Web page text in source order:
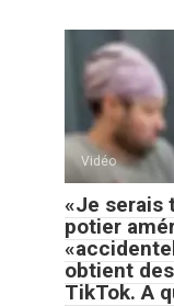
Vidéo
«Je serais
potier
obtient
TikTok. A